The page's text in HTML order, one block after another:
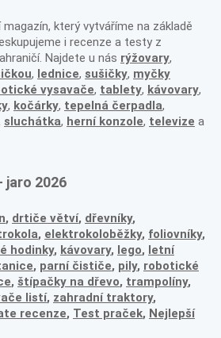
který vytváříme na základě
i recenze a testy z
Najdete u nás rýžovary,
, lednice, sušičky, myčky
vysavače, tablety, kávovary,
, kočárky, tepelná čerpadla,
sluchátka, herní konzole, televize a
jaro 2026
, drtiče větví, dřevníky,
, elektrokoloběžky, foliovníky,
hodinky, kávovary, lego, letní
, parní čističe, pily, robotické
, štípačky na dřevo, trampolíny,
listí, zahradní traktory,
recenze, Test praček, Nejlepší